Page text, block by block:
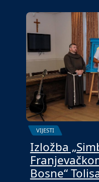
VIJESTI
Izložba
Bosne“